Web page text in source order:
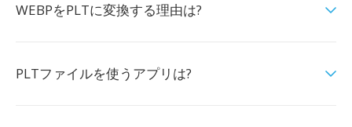
WEBPをPLTに変換する理由は?
PLTファイルを使うアプリは?